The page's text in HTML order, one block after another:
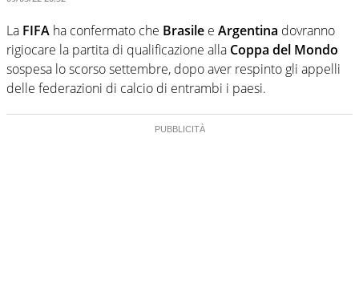
La FIFA ha confermato che Brasile e Argentina dovranno
rigiocare la partita di qualificazione alla Coppa del Mondo
sospesa lo scorso settembre, dopo aver respinto gli appelli
delle federazioni di calcio di entrambi i paesi.